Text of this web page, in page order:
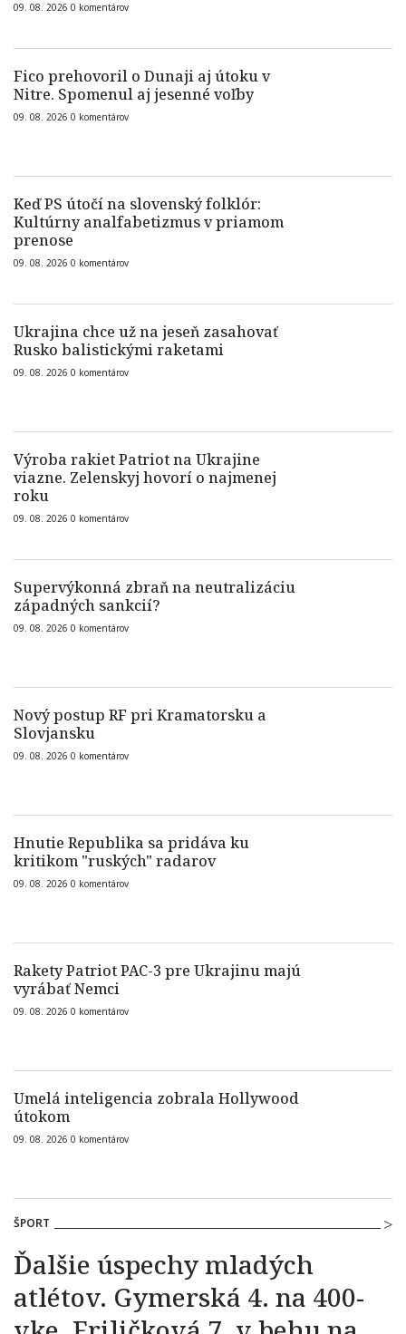
09. 08. 2026 0 komentárov
Fico prehovoril o Dunaji aj útoku v
Nitre. Spomenul aj jesenné voľby
09. 08. 2026 0 komentárov
Keď PS útočí na slovenský folklór:
Kultúrny analfabetizmus v priamom
prenose
09. 08. 2026 0 komentárov
Ukrajina chce už na jeseň zasahovať
Rusko balistickými raketami
09. 08. 2026 0 komentárov
Výroba rakiet Patriot na Ukrajine
viazne. Zelenskyj hovorí o najmenej
roku
09. 08. 2026 0 komentárov
Supervýkonná zbraň na neutralizáciu
západných sankcií?
09. 08. 2026 0 komentárov
Nový postup RF pri Kramatorsku a
Slovjansku
09. 08. 2026 0 komentárov
Hnutie Republika sa pridáva ku
kritikom "ruských" radarov
09. 08. 2026 0 komentárov
Rakety Patriot PAC-3 pre Ukrajinu majú
vyrábať Nemci
09. 08. 2026 0 komentárov
Umelá inteligencia zobrala Hollywood
útokom
09. 08. 2026 0 komentárov
ŠPORT